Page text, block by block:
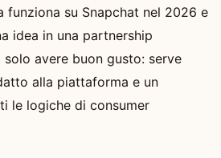
su Snapchat nel 2026 e
idea in una partnership
avere buon gusto: serve
alla piattaforma e un
le logiche di consumer